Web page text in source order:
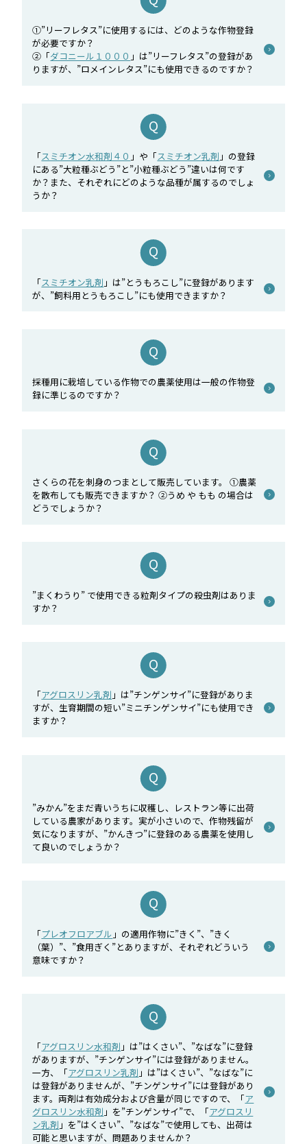
①”リーフレタス”に使用するには、どのような作物登録
が必要ですか？
②「ダコニール１０００ 」は”リーフレタス”の登録があ
りますが、”ロメインレタス”にも使用できるのですか？
「スミチオン水和剤４０ 」や「スミチオン乳剤 」の登録
にある”大粒種ぶどう”と”小粒種ぶどう”違いは何です
か？また、それぞれにどのような品種が属するのでしょ
うか？
「スミチオン乳剤 」は”とうもろこし”に登録があります
が、”飼料用とうもろこし”にも使用できますか？
採種用に栽培している作物での農薬使用は一般の作物登
録に準じるのですか？
さくらの花を刺身のつまとして販売しています。 ①農薬
を散布しても販売できますか？ ②うめ や もも の場合は
どうでしょうか？
”まくわうり” で使用できる粒剤タイプの殺虫剤はありま
すか？
「アグロスリン乳剤 」は”チンゲンサイ”に登録がありま
すが、生育期間の短い”ミニチンゲンサイ”にも使用でき
ますか？
”みかん”をまだ青いうちに収穫し、レストラン等に出荷
している農家があります。実が小さいので、作物残留が
気になりますが、”かんきつ”に登録のある農薬を使用し
て良いのでしょうか？
「プレオフロアブル 」の適用作物に”きく”、”きく
（葉）”、”食用ぎく”とありますが、それぞれどういう
意味ですか？
「アグロスリン水和剤 」は”はくさい”、”なばな”に登録
がありますが、”チンゲンサイ”には登録がありません。
一方、「アグロスリン乳剤 」は”はくさい”、”なばな”に
は登録がありませんが、”チンゲンサイ”には登録があり
ます。両剤は有効成分および含量が同じですので、「ア
グロスリン水和剤 」を”チンゲンサイ”で、「アグロスリ
ン乳剤 」を”はくさい”、”なばな”で使用しても、出荷は
可能と思いますが、問題ありませんか？